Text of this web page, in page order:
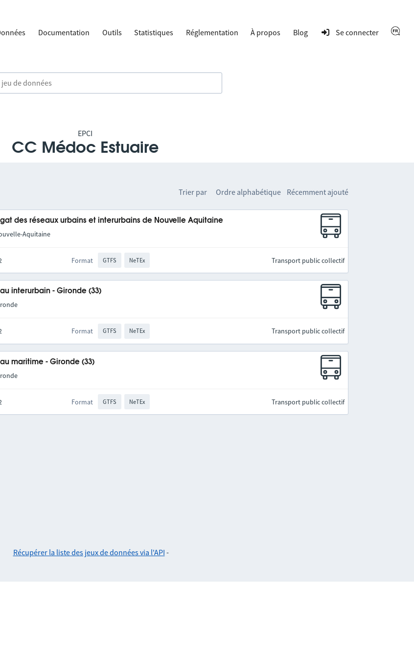
Documentation Outils Statistiques Réglementation À propos Blog Se connecter
EPCI
CC Médoc Estuaire
Trier par Ordre alphabétique Récemment ajouté
des réseaux urbains et interurbains de Nouvelle Aquitaine
Aquitaine
Format GTFS NeTEx Transport public collectif
interurbain - Gironde (33)
Format GTFS NeTEx Transport public collectif
maritime - Gironde (33)
Format GTFS NeTEx Transport public collectif
Récupérer la liste des jeux de données via l'API -